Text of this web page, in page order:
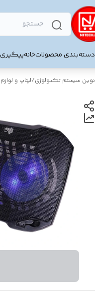
دسته‌بندی محصولاتخانه
نوین سیستم تکنولوژی/لپتاپ و